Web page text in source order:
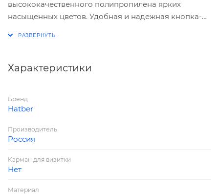
высококачественного полипропилена ярких
насыщенных цветов. Удобная и надежная кнопка-
Торговая марка: Hatber
Материал изделия: Пластик
Плотность: 180 мкм
Размер: 243*210 мм
Характеристики
Бренд
Hatber
Производитель
Россия
Карман для визитки
Нет
Материал